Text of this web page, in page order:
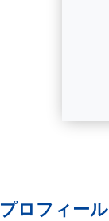
プロフィール